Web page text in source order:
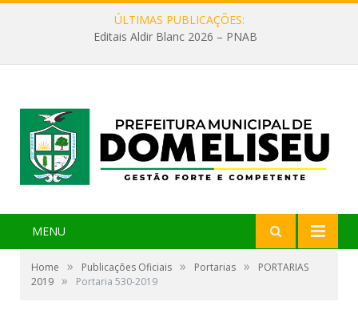
ÚLTIMAS PUBLICAÇÕES:
Editais Aldir Blanc 2026 – PNAB
MENU
Home » Publicações Oficiais » Portarias »
PORTARIAS
2019 » Portaria 530-2019